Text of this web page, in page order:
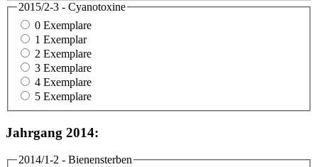
2015/2-3 - Cyanotoxine
0 Exemplare
1 Exemplar
2 Exemplare
3 Exemplare
4 Exemplare
5 Exemplare
Jahrgang 2014:
2014/1-2 - Bienensterben